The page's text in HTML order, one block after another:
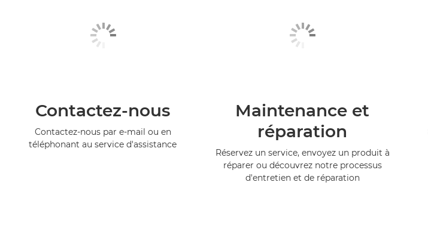
Contactez-nous
Contactez-nous par e-mail ou en
téléphonant au service d'assistance
Maintenance et
réparation
Réservez un service, envoyez un produit à
réparer ou découvrez notre processus
d'entretien et de réparation